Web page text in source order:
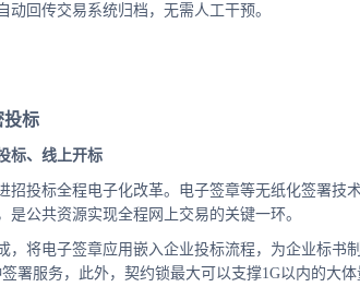
回传交易系统归档，无需人工干预。
投标
标、线上开标
招投标全程电子化改革。电子签章等无纸化签署技
公共资源实现全程网上交易的关键一环。
，将电子签章应用嵌入企业投标流程，为企业标书
署服务，此外，契约锁最大可以支撑1G以内的大体